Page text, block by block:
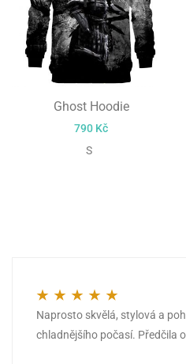
Ghost Hoodie
790 Kč
S
Hodnocení 5z 5
Naprosto skvělá, stylová a
chladnějšího počasí. Předčila